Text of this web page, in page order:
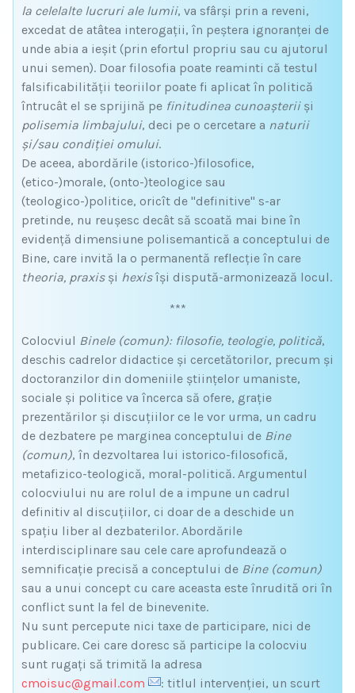
la celelalte lucruri ale lumii, va sfârși prin a reveni,
excedat de atâtea interogații, în peștera ignoranței de
unde abia a ieșit (prin efortul propriu sau cu ajutorul
unui semen). Doar filosofia poate reaminti că testul
falsificabilității teoriilor poate fi aplicat în politică
întrucât el se sprijină pe finitudinea cunoașteriiși
polisemia limbajului, deci pe o cercetare a naturii
și/sau condiției omului.
De aceea, abordările (istorico-)filosofice,
(etico-)morale, (onto-)teologice sau
(teologico-)politice, oricît de "definitive" s-ar
pretinde, nu reușesc decât să scoată mai bine în
evidență dimensiune polisemantică a conceptului de
Bine, care invită la o permanentă reflecție în care
theoria, praxisși hexisîși dispută-armonizează locul.
***
Colocviul Binele (comun): filosofie, teologie, politică,
deschis cadrelor didactice și cercetătorilor, precum și
doctoranzilor din domeniile ştiinţelor umaniste,
sociale și politice va încerca să ofere, grație
prezentărilor și discuțiilor ce le vor urma, un cadru
de dezbatere pe marginea conceptului de Bine
(comun), în dezvoltarea lui istorico-filosofică,
metafizico-teologică, moral-politică. Argumentul
colocviului nu are rolul de a impune un cadrul
definitiv al discuțiilor, ci doar de a deschide un
spațiu liber al dezbaterilor. Abordările
interdisciplinare sau cele care aprofundează o
semnificație precisă a conceptului de Bine (comun)
sau a unui concept cu care aceasta este înrudită ori în
conflict sunt la fel de binevenite.
Nu sunt percepute nici taxe de participare, nici de
publicare. Cei care doresc să participe la colocviu
sunt rugați să trimită la adresa
cmoisuc@gmail.com
: titlul intervenţiei, un scurt